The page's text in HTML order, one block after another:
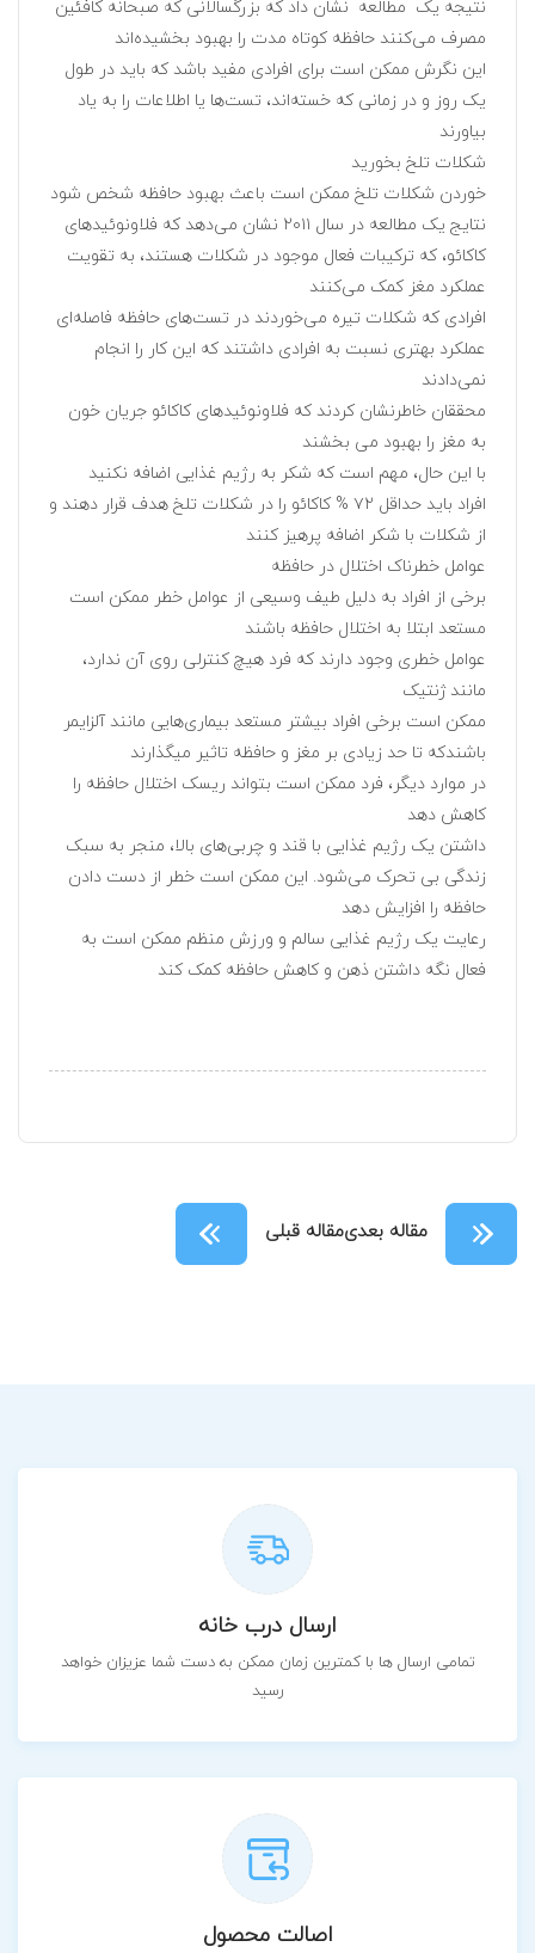
نتیجه یک مطالعه نشان داد که بزرگسالانی که صبحانه کافئین
مصرف می‌کنند حافظه کوتاه مدت را بهبود بخشیده‌اند
این نگرش ممکن است برای افرادی مفید باشد که باید در طول
یک روز و در زمانی که خسته‌اند، تست‌ها یا اطلاعات را به یاد
بیاورند
شکلات تلخ بخورید
خوردن شکلات تلخ ممکن است باعث بهبود حافظه شخص شود
نتایج یک مطالعه در سال ۲۰۱۱ نشان می‌دهد که فلاونوئیدهای
کاکائو، که ترکیبات فعال موجود در شکلات هستند، به تقویت
عملکرد مغز کمک می‌کنند
افرادی که شکلات تیره می‌خوردند در تست‌های حافظه فاصله‌ای
عملکرد بهتری نسبت به افرادی داشتند که این کار را انجام
نمی‌دادند
محققان خاطرنشان کردند که فلاونوئیدهای کاکائو جریان خون
به مغز را بهبود می بخشند
با این حال، مهم است که شکر به رژیم غذایی اضافه نکنید
افراد باید حداقل ۷۲ % کاکائو را در شکلات تلخ هدف قرار دهند و
از شکلات با شکر اضافه پرهیز کنند
عوامل خطرناک اختلال در حافظه
برخی از افراد به دلیل طیف وسیعی از عوامل خطر ممکن است
مستعد ابتلا به اختلال حافظه باشند
عوامل خطری وجود دارند که فرد هیچ کنترلی روی آن ندارد،
مانند ژنتیک
ممکن است برخی افراد بیشتر مستعد بیماری‌هایی مانند آلزایمر
باشندکه تا حد زیادی بر مغز و حافظه تاثیر میگذارند
در موارد دیگر، فرد ممکن است بتواند ریسک اختلال حافظه را
کاهش دهد
داشتن یک رژیم غذایی با قند و چربی‌های بالا، منجر به سبک
زندگی بی تحرک می‌شود. این ممکن است خطر از دست دادن
حافظه را افزایش دهد
رعایت یک رژیم غذایی سالم و ورزش منظم ممکن است به
فعال نگه داشتن ذهن و کاهش حافظه کمک کند
مقاله بعدیمقاله قبلی
ارسال درب خانه
تمامی ارسال ها با کمترین زمان ممکن به دست شما عزیزان خواهد
رسید
اصالت محصول